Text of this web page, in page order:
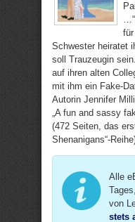
Schwester heiratet
soll Trauzeugin
auf ihren alten
mit ihm ein Fake-
Autorin Jennifer
„A fun and sassy
(472 Seiten, das
Shenanigans“-
Alle
von
stets